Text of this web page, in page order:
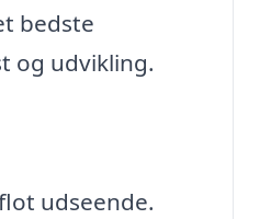
bedste
og udvikling.
udseende.